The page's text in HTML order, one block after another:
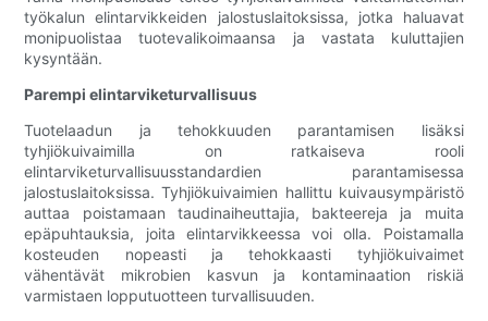
työkalun elintarvikkeiden jalostuslaitoksissa, jotka haluavat
monipuolistaa tuotevalikoimaansa ja vastata kuluttajien
kysyntään.
Parempi elintarviketurvallisuus
Tuotelaadun ja tehokkuuden parantamisen lisäksi
tyhjiökuivaimilla on ratkaiseva rooli
elintarviketurvallisuusstandardien parantamisessa
jalostuslaitoksissa. Tyhjiökuivaimien hallittu kuivausympäristö
auttaa poistamaan taudinaiheuttajia, bakteereja ja muita
epäpuhtauksia, joita elintarvikkeessa voi olla. Poistamalla
kosteuden nopeasti ja tehokkaasti tyhjiökuivaimet
vähentävät mikrobien kasvun ja kontaminaation riskiä
varmistaen lopputuotteen turvallisuuden.